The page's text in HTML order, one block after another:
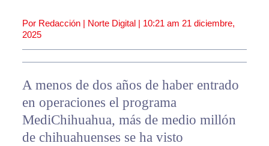
Por Redacción | Norte Digital | 10:21 am 21 diciembre,
2025
A menos de dos años de haber entrado
en operaciones el programa
MediChihuahua, más de medio millón
de chihuahuenses se ha visto